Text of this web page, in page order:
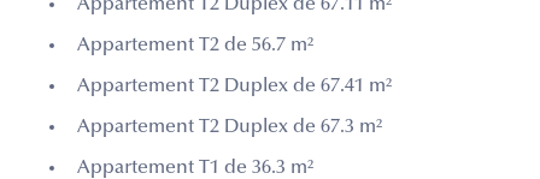
Appartement T2 Duplex de 67.11 m²
Appartement T2 de 56.7 m²
Appartement T2 Duplex de 67.41 m²
Appartement T2 Duplex de 67.3 m²
Appartement T1 de 36.3 m²